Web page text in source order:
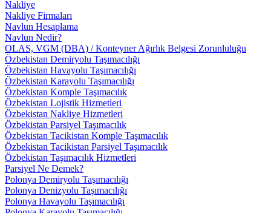
Nakliye
Nakliye Firmaları
Navlun Hesaplama
Navlun Nedir?
OLAS, VGM (DBA) / Konteyner Ağırlık Belgesi Zorunluluğu
Özbekistan Demiryolu Taşımacılığı
Özbekistan Havayolu Taşımacılığı
Özbekistan Karayolu Taşımacılığı
Özbekistan Komple Taşımacılık
Özbekistan Lojistik Hizmetleri
Özbekistan Nakliye Hizmetleri
Özbekistan Parsiyel Taşımacılık
Özbekistan Tacikistan Komple Taşımacılık
Özbekistan Tacikistan Parsiyel Taşımacılık
Özbekistan Taşımacılık Hizmetleri
Parsiyel Ne Demek?
Polonya Demiryolu Taşımacılığı
Polonya Denizyolu Taşımacılığı
Polonya Havayolu Taşımacılığı